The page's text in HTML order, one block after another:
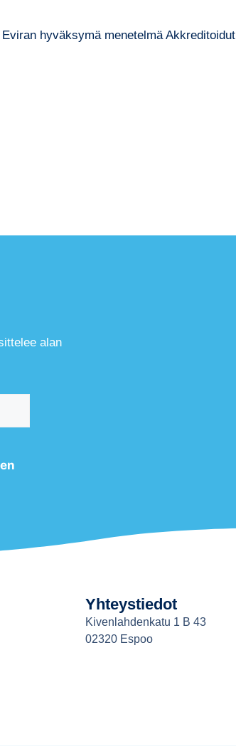
hyväksymä menetelmä Akkreditoidut
alan
Yhteystiedot
Kivenlahdenkatu 1 B 43
02320 Espoo